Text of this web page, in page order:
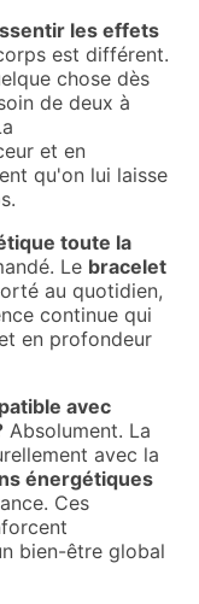
les effets
est différent.
chose dès
de deux à
et en
qu'on lui laisse
toute la
Le bracelet
au quotidien,
continue qui
en profondeur
avec
Absolument. La
avec la
énergétiques
Ces
bien-être global